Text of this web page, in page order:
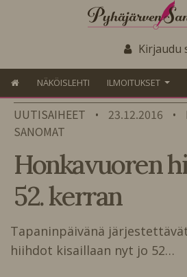
Kirjaudu
NÄKÖISLEHTI ILMOITUKSET
UUTISAIHEET • 23.12.2016 •
SANOMAT
Honkavuoren
52. kerran
Tapaninpäivänä
hiihdot kisaillaan nyt jo 52…